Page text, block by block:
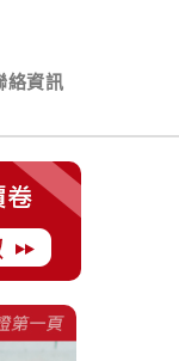
絡資訊